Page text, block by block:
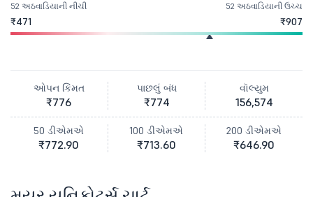
52 અઠવાડિયાની નીચી
₹471
52 અઠવાડિયાની ઉચ્ચ
₹907
ઓપન કિંમત
₹776
પાછલું બંધ
₹774
વૉલ્યુમ
156,574
50 ડીએમએ
₹772.90
100 ડીએમએ
₹713.60
200 ડીએમએ
₹646.90